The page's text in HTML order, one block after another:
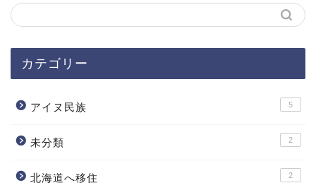
カテゴリー
アイヌ民族 5
未分類 2
北海道へ移住 2